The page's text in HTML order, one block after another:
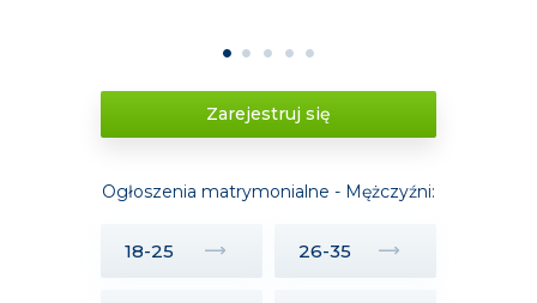
1 2 3 4 5
Zarejestruj się
Ogłoszenia matrymonialne - Mężczyźni:
18-25 26-35